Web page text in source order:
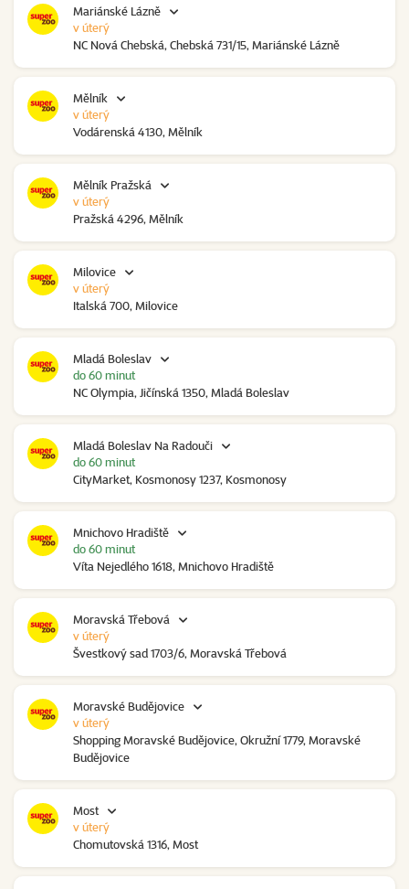
Mariánské Lázně
NC Nová Chebská, Chebská 731/15, Mariánské Lázně
v úterý
Mělník
Vodárenská 4130, Mělník
v úterý
Mělník Pražská
Pražská 4296, Mělník
v úterý
Milovice
Italská 700, Milovice
v úterý
Mladá Boleslav
NC Olympia, Jičínská 1350, Mladá Boleslav
do 60 minut
Mladá Boleslav Na Radouči
CityMarket, Kosmonosy 1237, Kosmonosy
do 60 minut
Mnichovo Hradiště
Víta Nejedlého 1618, Mnichovo Hradiště
do 60 minut
Moravská Třebová
Švestkový sad 1703/6, Moravská Třebová
v úterý
Moravské Budějovice
Shopping Moravské Budějovice, Okružní 1779, Moravské
Budějovice
v úterý
Most
Chomutovská 1316, Most
v úterý